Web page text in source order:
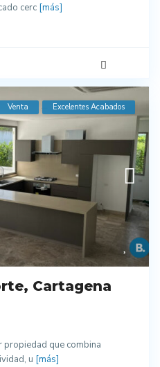
cerc [más]
Venta Excelentes Acabados
Cartagena
propiedad que combina
u [más]